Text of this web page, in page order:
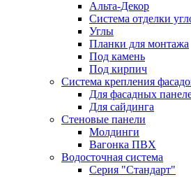
Альта-Декор
Система отделки
Углы
Планки для монтажа
Под камень
Под кирпич
Система крепления
Для фасадных
Для сайдинга
Стеновые панели
Молдинги
Вагонка ПВХ
Водосточная система
Серия "Стандарт"